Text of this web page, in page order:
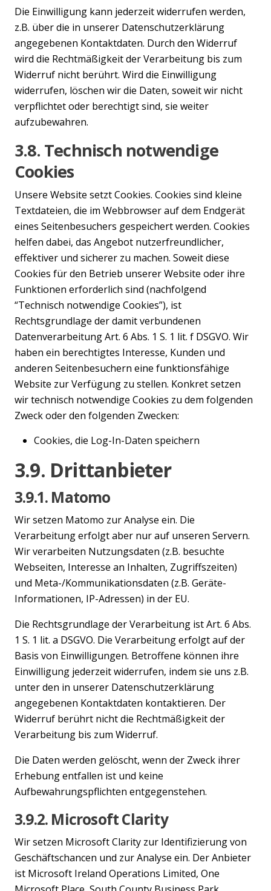
Die Einwilligung kann jederzeit widerrufen werden,
z.B. über die in unserer Datenschutzerklärung
angegebenen Kontaktdaten. Durch den Widerruf
wird die Rechtmäßigkeit der Verarbeitung bis zum
Widerruf nicht berührt. Wird die Einwilligung
widerrufen, löschen wir die Daten, soweit wir nicht
verpflichtet oder berechtigt sind, sie weiter
aufzubewahren.
3.8. Technisch notwendige
Cookies
Unsere Website setzt Cookies. Cookies sind kleine
Textdateien, die im Webbrowser auf dem Endgerät
eines Seitenbesuchers gespeichert werden. Cookies
helfen dabei, das Angebot nutzerfreundlicher,
effektiver und sicherer zu machen. Soweit diese
Cookies für den Betrieb unserer Website oder ihre
Funktionen erforderlich sind (nachfolgend
“Technisch notwendige Cookies”), ist
Rechtsgrundlage der damit verbundenen
Datenverarbeitung Art. 6 Abs. 1 S. 1 lit. f DSGVO. Wir
haben ein berechtigtes Interesse, Kunden und
anderen Seitenbesuchern eine funktionsfähige
Website zur Verfügung zu stellen. Konkret setzen
wir technisch notwendige Cookies zu dem folgenden
Zweck oder den folgenden Zwecken:
Cookies, die Log-In-Daten speichern
3.9. Drittanbieter
3.9.1. Matomo
Wir setzen Matomo zur Analyse ein. Die
Verarbeitung erfolgt aber nur auf unseren Servern.
Wir verarbeiten Nutzungsdaten (z.B. besuchte
Webseiten, Interesse an Inhalten, Zugriffszeiten)
und Meta-/Kommunikationsdaten (z.B. Geräte-
Informationen, IP-Adressen) in der EU.
Die Rechtsgrundlage der Verarbeitung ist Art. 6 Abs.
1 S. 1 lit. a DSGVO. Die Verarbeitung erfolgt auf der
Basis von Einwilligungen. Betroffene können ihre
Einwilligung jederzeit widerrufen, indem sie uns z.B.
unter den in unserer Datenschutzerklärung
angegebenen Kontaktdaten kontaktieren. Der
Widerruf berührt nicht die Rechtmäßigkeit der
Verarbeitung bis zum Widerruf.
Die Daten werden gelöscht, wenn der Zweck ihrer
Erhebung entfallen ist und keine
Aufbewahrungspflichten entgegenstehen.
3.9.2. Microsoft Clarity
Wir setzen Microsoft Clarity zur Identifizierung von
Geschäftschancen und zur Analyse ein. Der Anbieter
ist Microsoft Ireland Operations Limited, One